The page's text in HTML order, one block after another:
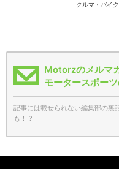
クルマ・バイ
Motorzのメルマ
モータースポー
記事には載せられない編集部の裏
も！？